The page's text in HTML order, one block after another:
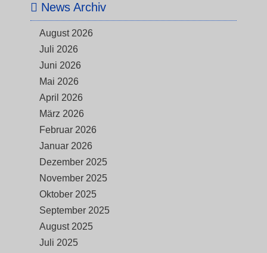
News Archiv
August 2026
Juli 2026
Juni 2026
Mai 2026
April 2026
März 2026
Februar 2026
Januar 2026
Dezember 2025
November 2025
Oktober 2025
September 2025
August 2025
Juli 2025